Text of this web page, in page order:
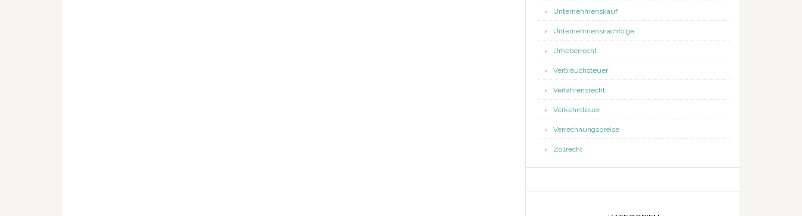
Unternehmenskauf
Unternehmensnachfolge
Urheberrecht
Verbrauchsteuer
Verfahrensrecht
Verkehrsteuer
Verrechnungspreise
Zollrecht